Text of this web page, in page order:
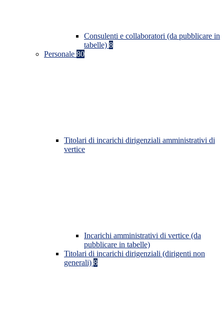
Consulenti e collaboratori (da pubblicare in
tabelle) 8
Personale 80
Titolari di incarichi dirigenziali amministrativi di
vertice
Incarichi amministrativi di vertice (da
pubblicare in tabelle)
Titolari di incarichi dirigenziali (dirigenti non
generali) 8